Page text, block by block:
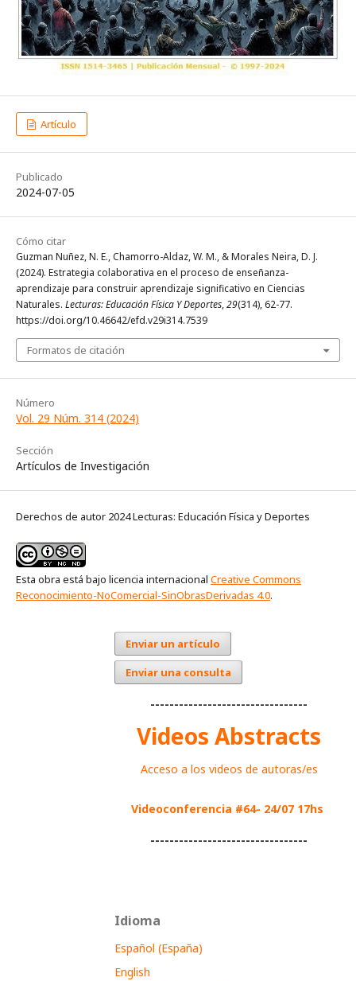
Artículo
Publicado
2024-07-05
Cómo citar
Guzman Nuñez, N. E., Chamorro-Aldaz, W. M., & Morales Neira, D. J.
(2024). Estrategia colaborativa en el proceso de enseñanza-
aprendizaje para construir aprendizaje significativo en Ciencias
Naturales. Lecturas: Educación Física Y Deportes,29(314), 62-77.
https://doi.org/10.46642/efd.v29i314.7539
Formatos de citación
Número
Vol. 29 Núm. 314 (2024)
Sección
Artículos de Investigación
Derechos de autor 2024 Lecturas: Educación Física y Deportes
Esta obra está bajo licencia internacional Creative Commons
Reconocimiento-NoComercial-SinObrasDerivadas 4.0.
Enviar un artículo
Enviar una consulta
---------------------------------
Videos Abstracts
Acceso a los videos de autoras/es
Videoconferencia #64- 24/07 17hs
---------------------------------
Idioma
Español (España)
English